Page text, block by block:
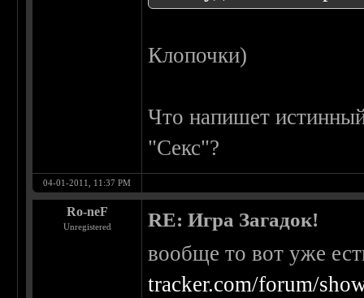
Клопочки)
Что напишет
"Секс"?
04-01-2011, 11:37 PM
Ro-neF
Unregistered RE: Игра Загадок!
вообще то вот уже
tracker.com/forum/